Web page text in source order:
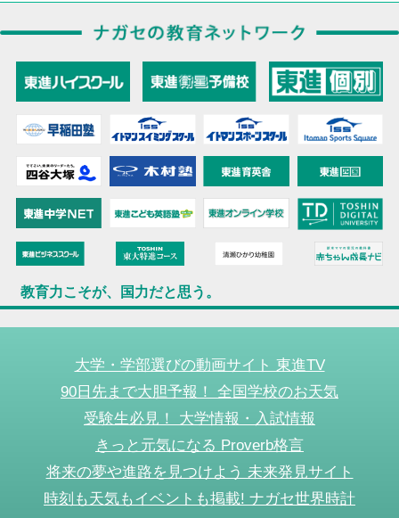
教育力こそが、国力だと思う。
大学・学部選びの動画サイト 東進TV
90日先まで大胆予報！ 全国学校のお天気
受験生必見！ 大学情報・入試情報
きっと元気になる Proverb格言
将来の夢や進路を見つけよう 未来発見サイト
時刻も天気もイベントも掲載! ナガセ世界時計